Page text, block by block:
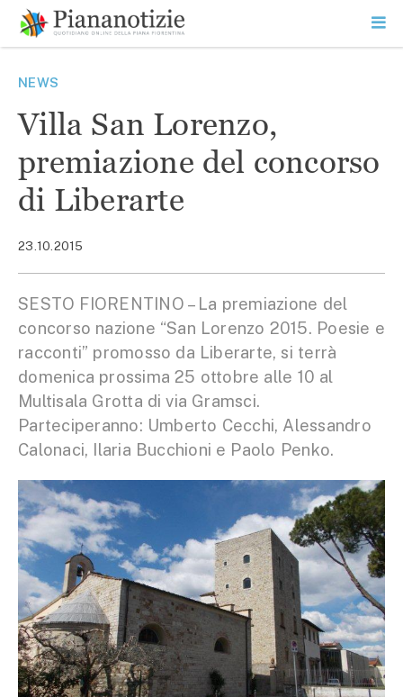
contenuto
SEARCH
NEWS
Villa San Lorenzo,
premiazione del concorso
di Liberarte
23.10.2015
SESTO FIORENTINO – La premiazione del
concorso nazione “San Lorenzo 2015. Poesie e
racconti” promosso da Liberarte, si terrà
domenica prossima 25 ottobre alle 10 al
Multisala Grotta di via Gramsci.
Parteciperanno: Umberto Cecchi, Alessandro
Calonaci, Ilaria Bucchioni e Paolo Penko.